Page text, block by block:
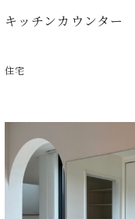
キッチンカウンター
住宅